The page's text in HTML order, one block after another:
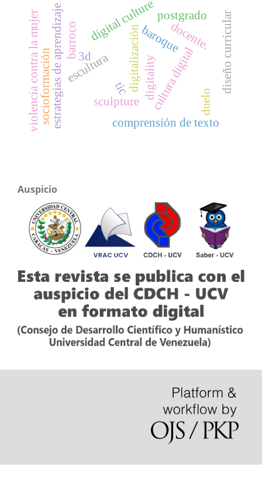
escultura digitalización
3d cultura digital
barroco
sculpture
digitality
digital culturebaroque
estrategias de aprendizaje comprensión de texto
tic
socioformación diseño curricular
docente.
postgrado
violencia contra la mujer duelo
Auspicio